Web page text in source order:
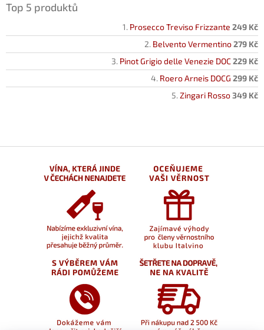
Top 5 produktů
Prosecco Treviso Frizzante 249 Kč
Belvento Vermentino279 Kč
Pinot Grigio delle Venezie DOC229 Kč
Roero Arneis DOCG 299 Kč
Zingari Rosso349 Kč